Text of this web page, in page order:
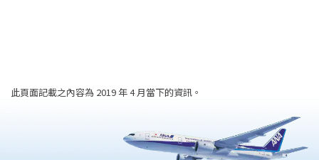
此頁面記載之內容為 2019 年 4 月當下的資訊。